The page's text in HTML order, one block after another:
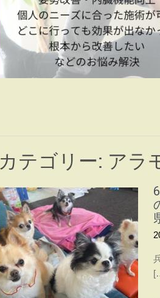
痛み改善処 健康
カテゴリー: アラ